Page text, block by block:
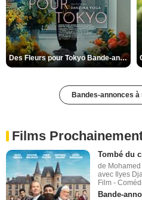
Des Fleurs pour Tokyo Bande-annonce VO STFR
Bandes-annonces
Films
Tombé du
de
avec Ilyes
Film -
Bande-